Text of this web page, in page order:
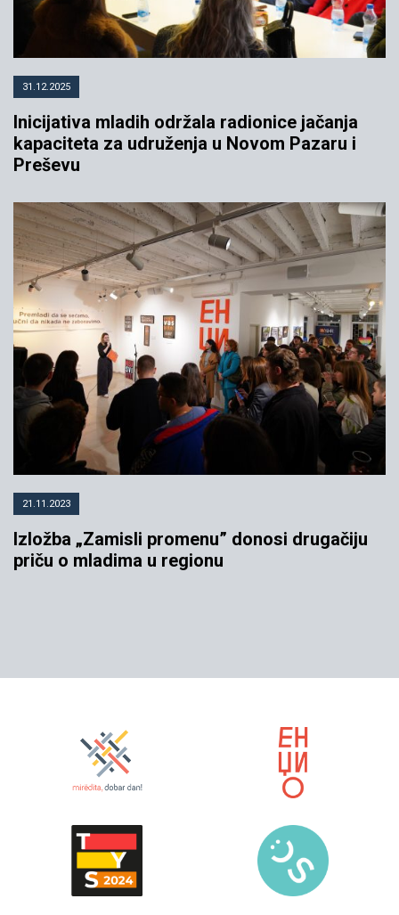
31.12.2025
Inicijativa mladih održala radionice jačanja
kapaciteta za udruženja u Novom Pazaru i
Preševu
21.11.2023
Izložba „Zamisli promenu” donosi drugačiju
priču o mladima u regionu